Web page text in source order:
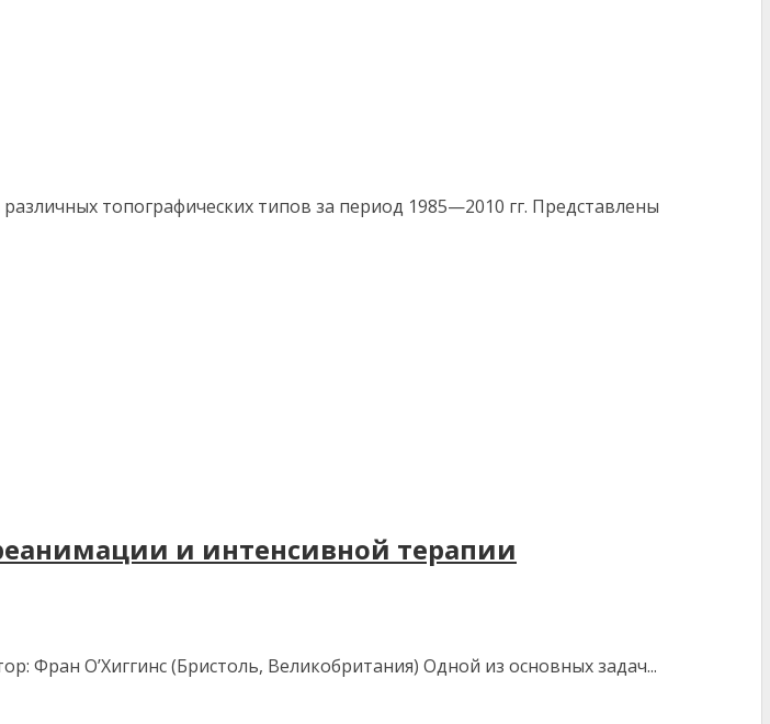
то­пографических типов за период 1985—2010 гг. Представлены
и интенсивной терапии
Фран О’Хиггинс (Бристоль, Великобритания) Одной из основных задач...